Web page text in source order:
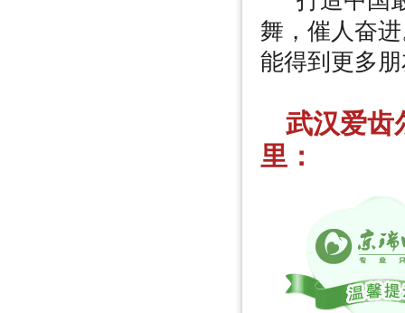
舞，催人奋
能得到更多
武汉爱齿
里：